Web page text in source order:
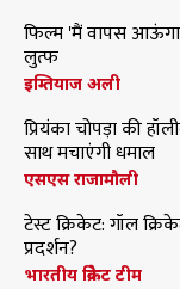
फिल्म 'मैं वापस
लुत्फ
इम्तियाज अली
प्रियंका चोपड़ा की
साथ मचाएंगी धमाल
एसएस राजामौली
टेस्ट क्रिकेट: गॉल
प्रदर्शन?
भारतीय क्रिकेट टीम